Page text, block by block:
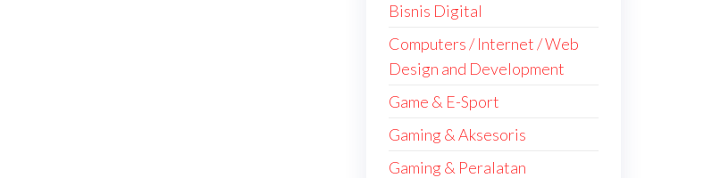
Bisnis Digital
Computers / Internet / Web
Design and Development
Game & E-Sport
Gaming & Aksesoris
Gaming & Peralatan